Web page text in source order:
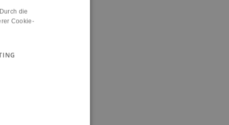
die
Cookie-